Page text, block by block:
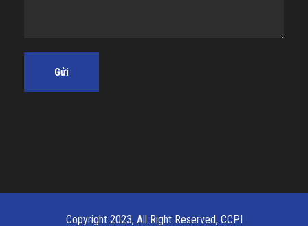
Copyright 2023, All Right Reserved, CCPI